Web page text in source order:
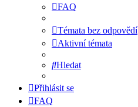
FAQ
Témata bez odpovědí
Aktivní témata
Hledat
Přihlásit se
FAQ